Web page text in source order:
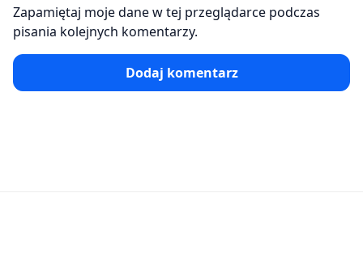
Zapamiętaj moje dane w tej przeglądarce podczas
pisania kolejnych komentarzy.
Dodaj komentarz